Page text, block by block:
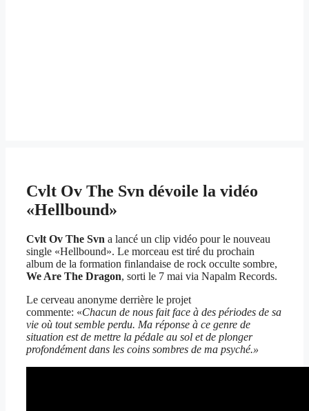
Cvlt Ov The Svn dévoile la vidéo
«Hellbound»
Cvlt Ov The Svn a lancé un clip vidéo pour le nouveau
single «Hellbound». Le morceau est tiré du prochain
album de la formation finlandaise de rock occulte sombre,
We Are The Dragon, sorti le 7 mai via Napalm Records.
Le cerveau anonyme derrière le projet
commente: «Chacun de nous fait face à des périodes de sa
vie où tout semble perdu. Ma réponse à ce genre de
situation est de mettre la pédale au sol et de plonger
profondément dans les coins sombres de ma psyché.»